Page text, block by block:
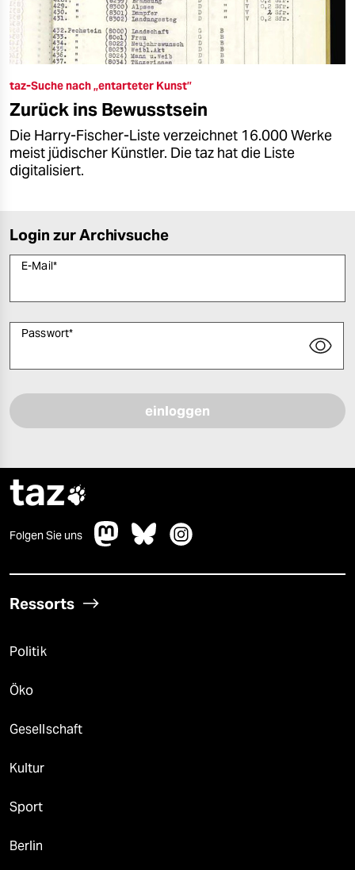
taz-Suche nach „entarteter Kunst”
Zurück ins Bewusstsein
Die Harry-Fischer-Liste verzeichnet 16.000 Werke
meist jüdischer Künstler. Die taz hat die Liste
digitalisiert.
Login zur Archivsuche
E-Mail*
Passwort*
taz
Folgen Sie uns
Ressorts
Politik
Öko
Gesellschaft
Kultur
Sport
Berlin